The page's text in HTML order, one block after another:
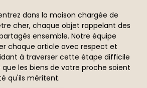
dans la maison chargée de
cher, chaque objet rappelant des
ensemble. Notre équipe
chaque article avec respect et
à traverser cette étape difficile
les biens de votre proche soient
qu'ils méritent.